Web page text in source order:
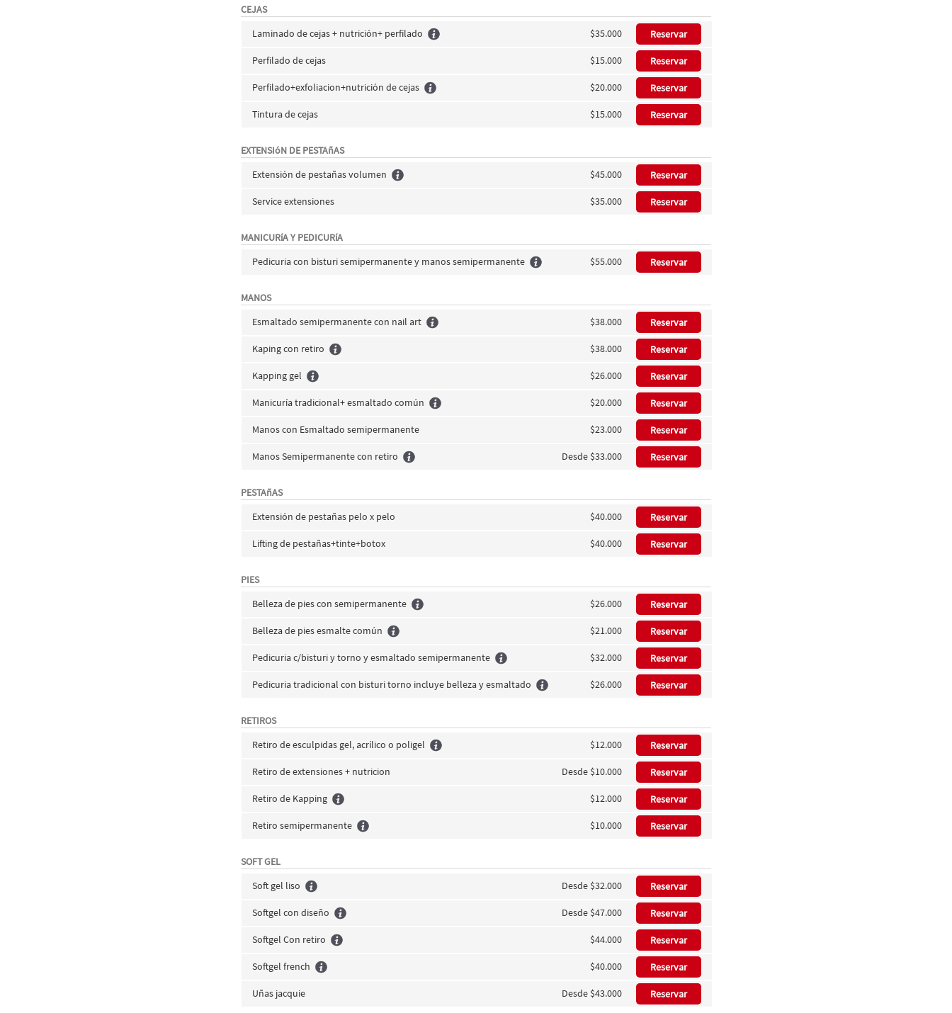
CEJAS
Laminado de cejas + nutrición+ perfilado
$35.000 Reservar
Perfilado de cejas $15.000 Reservar
Perfilado+exfoliacion+nutrición de cejas $20.000 Reservar
Tintura de cejas $15.000 Reservar
EXTENSIóN DE PESTAñAS
Extensión de pestañas volumen
$45.000 Reservar
Service extensiones $35.000 Reservar
MANICURíA Y PEDICURíA
Pedicuria con bisturi semipermanente y manos semipermanente
$55.000 Reservar
MANOS
Esmaltado semipermanente con nail art
$38.000 Reservar
Kaping con retiro $38.000 Reservar
Kapping gel $26.000 Reservar
Manicuría tradicional+ esmaltado común $20.000 Reservar
Manos con Esmaltado semipermanente $23.000 Reservar
Manos Semipermanente con retiro Desde $33.000 Reservar
PESTAñAS
Extensión de pestañas pelo x pelo
$40.000 Reservar
Lifting de pestañas+tinte+botox $40.000 Reservar
PIES
Belleza de pies con semipermanente
$26.000 Reservar
Belleza de pies esmalte común $21.000 Reservar
Pedicuria c/bisturi y torno y esmaltado semipermanente $32.000 Reservar
Pedicuria tradicional con bisturi torno incluye belleza y esmaltado $26.000 Reservar
RETIROS
Retiro de esculpidas gel, acrílico o poligel
$12.000 Reservar
Retiro de extensiones + nutricion Desde $10.000 Reservar
Retiro de Kapping $12.000 Reservar
Retiro semipermanente $10.000 Reservar
SOFT GEL
Soft gel liso
Desde $32.000 Reservar
Softgel con diseño Desde $47.000 Reservar
Softgel Con retiro $44.000 Reservar
Softgel french $40.000 Reservar
Uñas jacquie Desde $43.000 Reservar